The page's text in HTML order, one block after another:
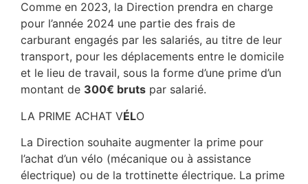
Comme en 2023, la Direction prendra en charge
pour l’année 2024 une partie des frais de
carburant engagés par les salariés, au titre de leur
transport, pour les déplacements entre le domicile
et le lieu de travail, sous la forme d’une prime d’un
montant de 300€ bruts par salarié.
LA PRIME ACHAT VÉLO
La Direction souhaite augmenter la prime pour
l’achat d’un vélo (mécanique ou à assistance
électrique) ou de la trottinette électrique. La prime